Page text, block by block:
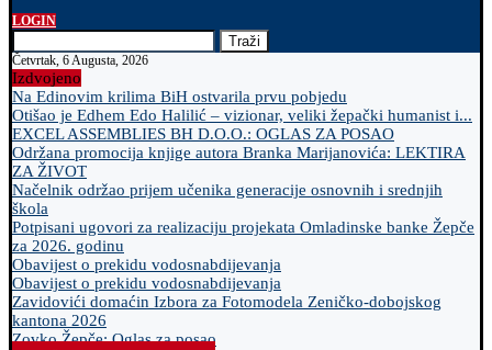
LOGIN
Traži
Četvrtak, 6 Augusta, 2026
Izdvojeno
Na Edinovim krilima BiH ostvarila prvu pobjedu
Otišao je Edhem Edo Halilić – vizionar, veliki žepački humanist i...
EXCEL ASSEMBLIES BH D.O.O.: OGLAS ZA POSAO
Održana promocija knjige autora Branka Marijanovića: LEKTIRA
ZA ŽIVOT
Načelnik održao prijem učenika generacije osnovnih i srednjih
škola
Potpisani ugovori za realizaciju projekata Omladinske banke Žepče
za 2026. godinu
Obavijest o prekidu vodosnabdijevanja
Obavijest o prekidu vodosnabdijevanja
Zavidovići domaćin Izbora za Fotomodela Zeničko-dobojskog
kantona 2026
Zovko Žepče: Oglas za posao